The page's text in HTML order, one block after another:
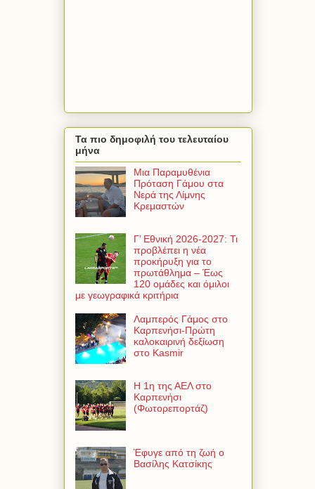
Τα πιο δημοφιλή του τελευταίου
μήνα
Μια Παραμυθένια
Πρόταση Γάμου στα
Νερά της Λίμνης
Κρεμαστών
Γ’ Εθνική 2026-2027: Τι
προβλέπει η νέα
προκήρυξη για το
πρωτάθλημα – Έως
120 ομάδες και όμιλοι
με γεωγραφικά κριτήρια
Λαμπερός Γάμος στο
Καρπενήσι-Πρώτη
καλοκαιρινή δεξίωση
στο Kasmir
Η 1η της ΑΕΛ στο
Καρπενήσι
(Φωτορεπορτάζ)
Έφυγε από τη ζωή ο
Βασίλης Κατσίκης